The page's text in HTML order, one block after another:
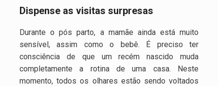
Dispense as visitas surpresas
Durante o pós parto, a mamãe ainda está muito
sensível, assim como o bebê. É preciso ter
consciência de que um recém nascido muda
completamente a rotina de uma casa. Neste
momento, todos os olhares estão sendo voltados